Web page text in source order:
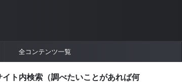
全コンテンツ一覧
イト内検索（調べたいことがあれば何